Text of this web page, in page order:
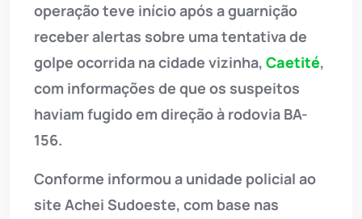
operação teve início após a guarnição
receber alertas sobre uma tentativa de
golpe ocorrida na cidade vizinha, Caetité,
com informações de que os suspeitos
haviam fugido em direção à rodovia BA-
156.
Conforme informou a unidade policial ao
site Achei Sudoeste, com base nas